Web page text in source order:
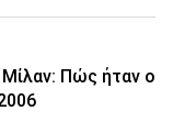
Πώς ήταν ο